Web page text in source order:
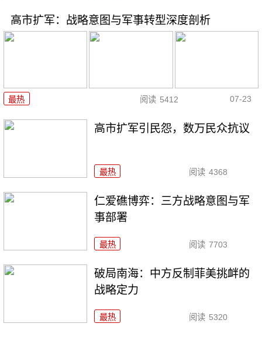
高市扩军：战略意图与军事转型深度剖析
最热 阅读 5412 07-23
高市扩军引民怨，数万民众抗议
最热 阅读 4368
仁爱礁博弈：三方战略意图与军
事部署
最热 阅读 7703
破局南海：中方反制菲美挑衅的
战略定力
最热 阅读 5320